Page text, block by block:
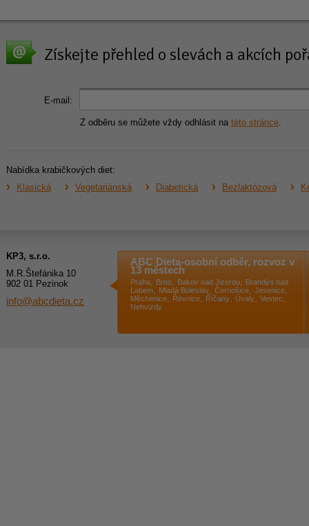
Získejte přehled o slevách a akcích
E-mail:
Z odběru se můžete vždy odhlásit na této stránce
Nabídka krabičkových diet:
Klasická
Vegetariánská Diabetická Bezlaktózová
KP3, s.r.o.
M.R.Štefánika 10
902 01 Pezinok
info@abcdieta.cz
ABC Dieta-osobní odběr, rozvoz v
13 městech
Praha Brno Bakov nad Jizerou
Brandýs nad
Labem
Mladá Boleslav Černošice Jesenice
Měchenice Řevnice Říčany Úvaly Vestec
Nehvizdy